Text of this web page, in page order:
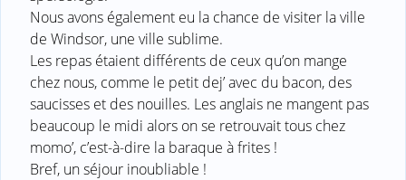
Nous avons également eu la chance de visiter la ville
de Windsor, une ville sublime.
Les repas étaient différents de ceux qu’on mange
chez nous, comme le petit dej’ avec du bacon, des
saucisses et des nouilles. Les anglais ne mangent pas
beaucoup le midi alors on se retrouvait tous chez
momo’, c’est-à-dire la baraque à frites !
Bref, un séjour inoubliable !